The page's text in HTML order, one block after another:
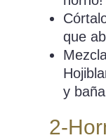
que
y
2-